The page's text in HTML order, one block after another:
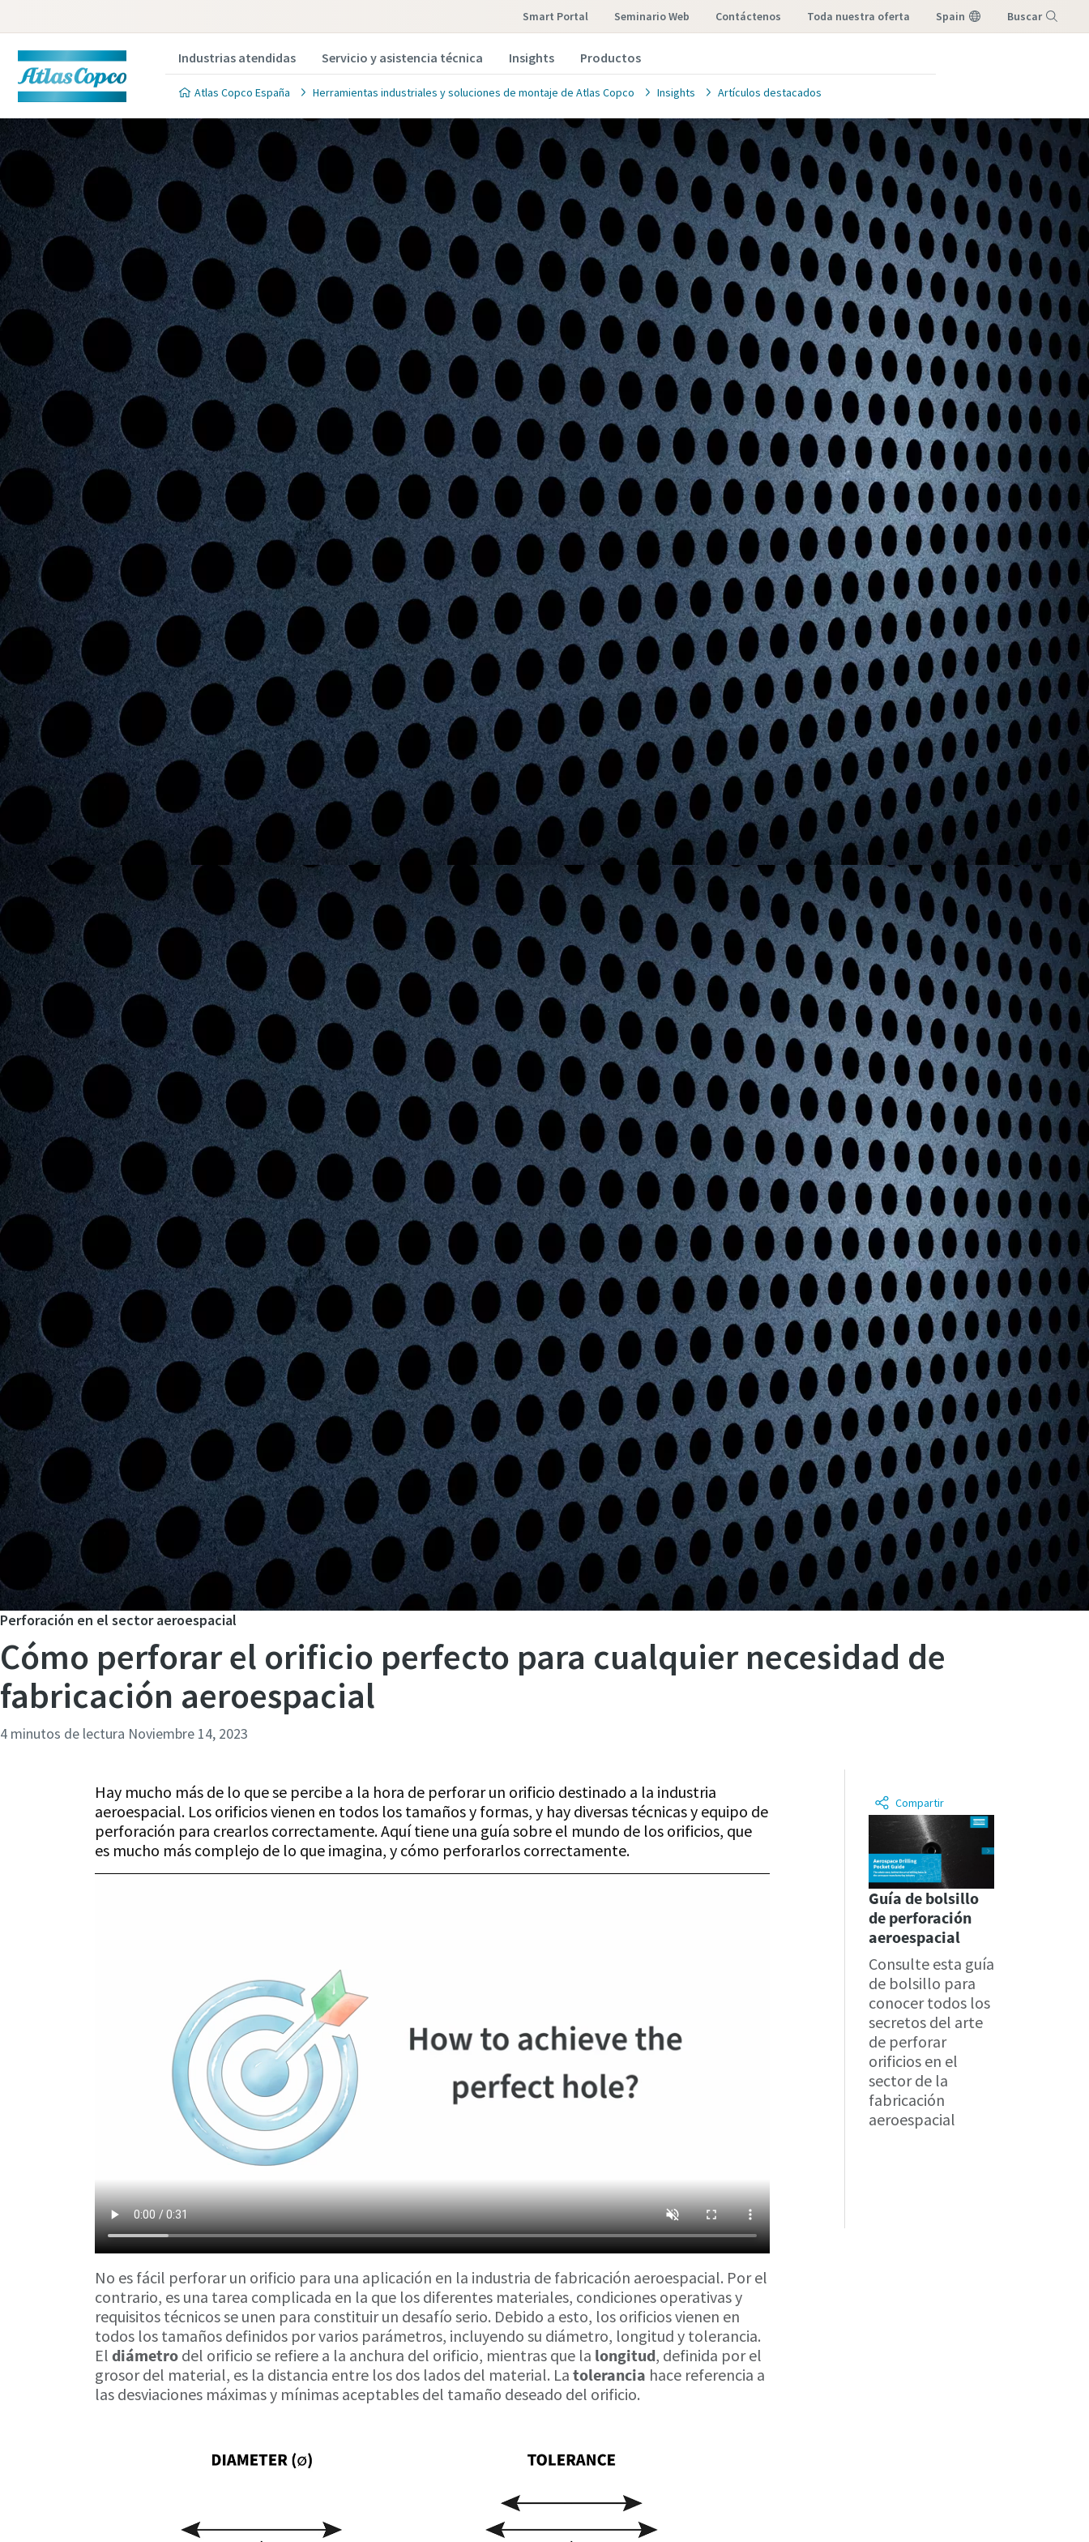
Smart Portal Seminario Web contáctenos toda nuestra oferta Spain Buscar
Industrias atendidas Servicio y asistencia técnica Insights Productos
Atlas Copco España Herramientas industriales y soluciones de montaje de Atlas Copco Insights Artículos destacados
Perforación en el sector aeroespacial
Cómo perforar el orificio perfecto para cualquier necesidad de
fabricación aeroespacial
4 minutos de lectura Noviembre 14, 2023
Hay mucho más de lo que se percibe a la hora de perforar un orificio destinado a la industria
aeroespacial. Los orificios vienen en todos los tamaños y formas, y hay diversas técnicas y equipo de
perforación para crearlos correctamente. Aquí tiene una guía sobre el mundo de los orificios, que
es mucho más complejo de lo que imagina, y cómo perforarlos correctamente.
No es fácil perforar un orificio para una aplicación en la industria de fabricación aeroespacial. Por el
contrario, es una tarea complicada en la que los diferentes materiales, condiciones operativas y
requisitos técnicos se unen para constituir un desafío serio. Debido a esto, los orificios vienen en
todos los tamaños definidos por varios parámetros, incluyendo su diámetro, longitud y tolerancia.
El diámetro del orificio se refiere a la anchura del orificio, mientras que la longitud, definida por el
grosor del material, es la distancia entre los dos lados del material. La tolerancia hace referencia a
las desviaciones máximas y mínimas aceptables del tamaño deseado del orificio.
Compartir
Guía de bolsillo
de perforación
aeroespacial
Consulte esta guía
de bolsillo para
conocer todos los
secretos del arte
de perforar
orificios en el
sector de la
fabricación
aeroespacial